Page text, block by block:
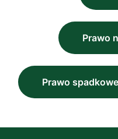
Prawo
Prawo spadkowe